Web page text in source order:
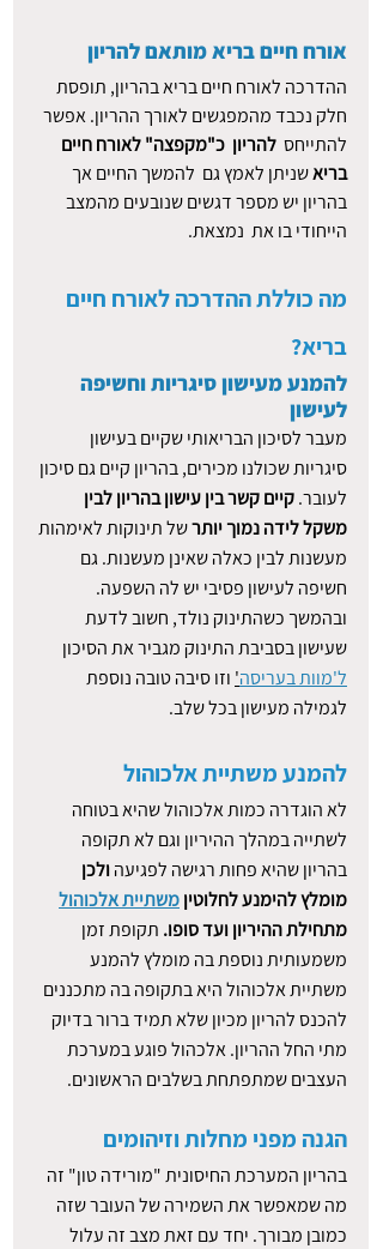
אורח חיים בריא מותאם להריון
ההדרכה לאורח חיים בריא בהריון, תופסת
חלק נכבד מהמפגשים לאורך ההריון. אפשר
להתייחס להריון  כ"מקפצה" לאורח חיים
בריא שניתן לאמץ גם  להמשך החיים אך
בהריון יש מספר דגשים שנובעים מהמצב
הייחודי בו את  נמצאת.
מה כוללת ההדרכה לאורח חיים
בריא?
להמנע מעישון סיגריות וחשיפה
לעישון
מעבר לסיכון הבריאותי שקיים בעישון
סיגריות שכולנו מכירים, בהריון קיים גם סיכון
לעובר. קיים קשר בין עישון בהריון לבין
משקל לידה נמוך יותר של תינוקות לאימהות
מעשנות לבין כאלה שאינן מעשנות. גם
חשיפה לעישון פסיבי יש לה השפעה.
ובהמשך כשהתינוק נולד, חשוב לדעת
שעישון בסביבת התינוק מגביר את הסיכון
ל'מוות בעריסה' וזו סיבה טובה נוספת
לגמילה מעישון בכל שלב.
להמנע משתיית אלכוהול
לא הוגדרה כמות אלכוהול שהיא בטוחה
לשתייה במהלך ההיריון וגם לא תקופה
בהריון שהיא פחות רגישה לפגיעה ולכן
מומלץ להימנע לחלוטין משתיית אלכוהול
מתחילת ההיריון ועד סופו. תקופת זמן
משמעותית נוספת בה מומלץ להמנע
משתיית אלכוהול היא בתקופה בה מתכננים
להכנס להריון מכיון שלא תמיד ברור בדיוק
מתי החל ההריון. אלכהול פוגע במערכת
העצבים שמתפתחת בשלבים הראשונים.
הגנה מפני מחלות וזיהומים
בהריון המערכת החיסונית "מורידה טון" זה
מה שמאפשר את השמירה של העובר שזה
כמובן מבורך. יחד עם זאת מצב זה עלול